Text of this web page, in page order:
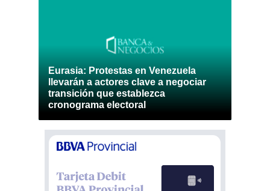
Eurasia: Protestas en Venezuela
llevarán a actores clave a negociar
transición que establezca
cronograma electoral